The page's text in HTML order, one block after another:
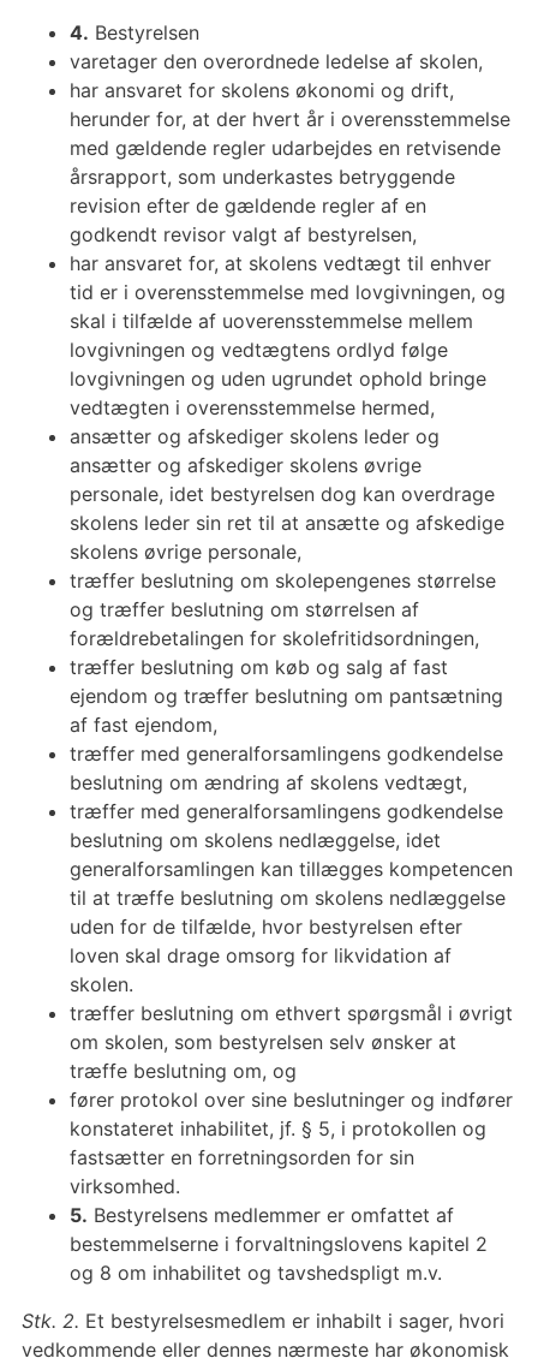
4. Bestyrelsen
varetager den overordnede ledelse af skolen,
har ansvaret for skolens økonomi og drift,
herunder for, at der hvert år i overensstemmelse
med gældende regler udarbejdes en retvisende
årsrapport, som underkastes betryggende
revision efter de gældende regler af en
godkendt revisor valgt af bestyrelsen,
har ansvaret for, at skolens vedtægt til enhver
tid er i overensstemmelse med lovgivningen, og
skal i tilfælde af uoverensstemmelse mellem
lovgivningen og vedtægtens ordlyd følge
lovgivningen og uden ugrundet ophold bringe
vedtægten i overensstemmelse hermed,
ansætter og afskediger skolens leder og
ansætter og afskediger skolens øvrige
personale, idet bestyrelsen dog kan overdrage
skolens leder sin ret til at ansætte og afskedige
skolens øvrige personale,
træffer beslutning om skolepengenes størrelse
og træffer beslutning om størrelsen af
forældrebetalingen for skolefritidsordningen,
træffer beslutning om køb og salg af fast
ejendom og træffer beslutning om pantsætning
af fast ejendom,
træffer med generalforsamlingens godkendelse
beslutning om ændring af skolens vedtægt,
træffer med generalforsamlingens godkendelse
beslutning om skolens nedlæggelse, idet
generalforsamlingen kan tillægges kompetencen
til at træffe beslutning om skolens nedlæggelse
uden for de tilfælde, hvor bestyrelsen efter
loven skal drage omsorg for likvidation af
skolen.
træffer beslutning om ethvert spørgsmål i øvrigt
om skolen, som bestyrelsen selv ønsker at
træffe beslutning om, og
fører protokol over sine beslutninger og indfører
konstateret inhabilitet, jf. § 5, i protokollen og
fastsætter en forretningsorden for sin
virksomhed.
5. Bestyrelsens medlemmer er omfattet af
bestemmelserne i forvaltningslovens kapitel 2
og 8 om inhabilitet og tavshedspligt m.v.
Stk. 2. Et bestyrelsesmedlem er inhabilt i sager, hvori
vedkommende eller dennes nærmeste har økonomisk